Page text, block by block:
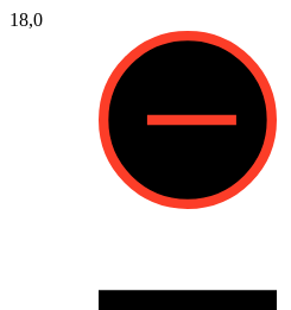
18,0